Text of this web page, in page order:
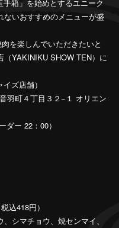
手箱」を始めとするユニーク
ないおすすめのメニューが盛
を楽しんでいただきたいと
YAKINIKU SHOW TEN）に
ズ店舗）
町４丁目３２−１ オリエン
ダー 22：00）
込418円）
シマチョウ、焼センマイ、